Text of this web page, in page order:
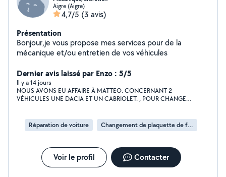
Aigre (Aigre)
4,7/5 (3 avis)
Présentation
Bonjour,je vous propose mes services pour de la
mécanique et/ou entretien de vos véhicules
Dernier avis laissé par Enzo : 5/5
Il y a 14 jours
NOUS AVONS EU AFFAIRE À MATTEO. CONCERNANT 2
VÉHICULES UNE DACIA ET UN CABRIOLET. , POUR CHANGER
COMPÉTENCES POUR CE JEUNE HOMME AMBITIEUX. , ET DE
PLUS, TRÈS COURTOIS. CORRECT SYMPATHIQUE ET SURTOUT
NOUS LE GARDONS COMME GARAGISTE ATTITRÉ. " ** MAIS
BON, SI VOUS EN AVEZ BESOIN, N'HÉSITEZ PAS !! PAS TROP
LONGTEMPS CAR SI J'EN AI BESOIN QUE JE PUISSE LE
Réparation de voiture Changement de plaquette de frein
Voir le profil Contacter